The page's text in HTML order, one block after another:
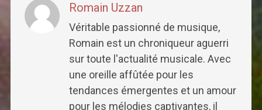
Romain Uzzan
Véritable passionné de musique,
Romain est un chroniqueur aguerri
sur toute l'actualité musicale. Avec
une oreille affûtée pour les
tendances émergentes et un amour
pour les mélodies captivantes, il